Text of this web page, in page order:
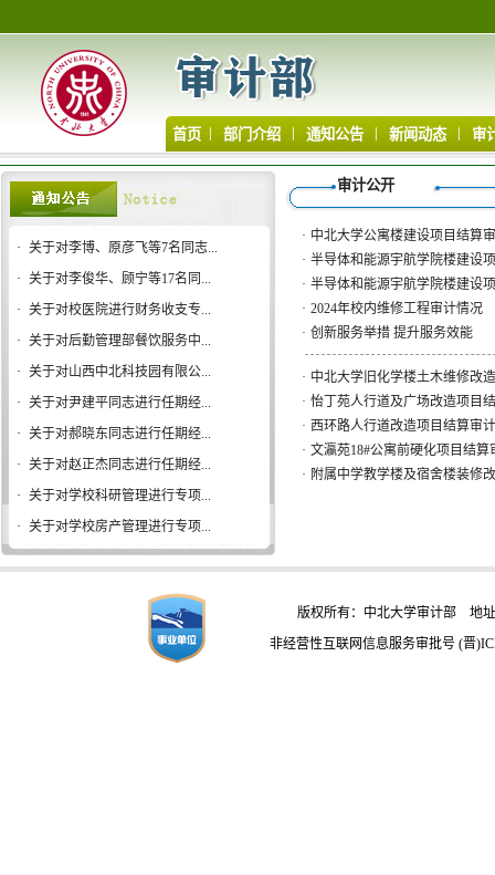
首页 部门介绍 通知公告 新闻动态 审
· 关于对李博、原彦飞等7名同志...
· 关于对李俊华、顾宁等17名同...
· 关于对校医院进行财务收支专...
· 关于对后勤管理部餐饮服务中...
· 关于对山西中北科技园有限公...
· 关于对尹建平同志进行任期经...
· 关于对郝晓东同志进行任期经...
· 关于对赵正杰同志进行任期经...
· 关于对学校科研管理进行专项...
· 关于对学校房产管理进行专项...
审计公开
· 中北大学公寓楼建设项目结算
· 半导体和能源宇航学院楼建设
· 半导体和能源宇航学院楼建设
· 2024年校内维修工程审计情况
· 创新服务举措 提升服务效能
· 中北大学旧化学楼土木维修改
· 怡丁苑人行道及广场改造项目
· 西环路人行道改造项目结算审
· 文瀛苑18#公寓前硬化项目结算
· 附属中学教学楼及宿舍楼装修
版权所有：中北大学审计部 地址
非经营性互联网信息服务审批号 (晋